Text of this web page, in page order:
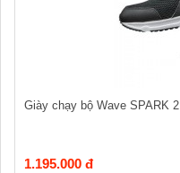
Giày chạy bộ Wave SPARK 2
1.195.000 đ